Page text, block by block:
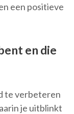
een positieve
en die
te verbeteren
je uitblinkt